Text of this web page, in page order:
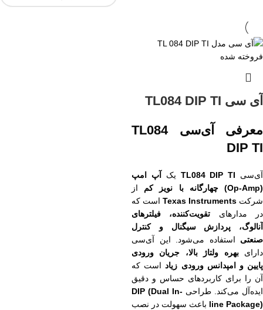
فروخته شده
آی سی TL084 DIP TI
معرفی آی‌سی TL084
DIP TI
آی‌سی TL084 DIP TI یک
آپ امپ
(Op-Amp) چهارگانه با نویز کم
از
شرکت Texas Instruments است که
در مدارهای تقویت‌کننده، فیلترهای
آنالوگ، پردازش سیگنال و کنترل
صنعتی استفاده می‌شود. این آی‌سی
دارایبهره ولتاژ بالا، جریان ورودی
پایین و امپدانس ورودی زیاداست که
آن را برای کاربردهای حساس و دقیق
ایده‌آل می‌کند. طراحی DIP (Dual In-
line Package) باعث سهولت در نصب